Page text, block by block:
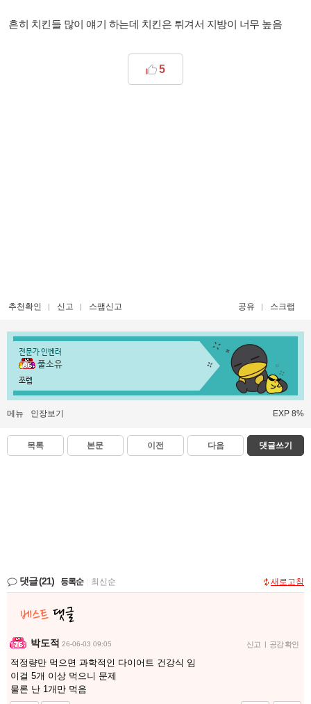
흔히 치킨들 많이 얘기 하는데 치킨은 튀겨서 지방이 너무 높음
5
추천확인 신고 스팸신고 공유 스크랩
전문가 인벤러
풀소유
쪼렙
메뉴 인장보기 EXP 8%
목록 본문 이전 다음 댓글쓰기
댓글(21) 등록순 최신순 새로고침
박도적 26-06-03 09:05 신고 | 공감 확인
적정량만 먹으면 과학적인 다이어트 건강식 임
이걸 5개 이상 먹으니 문제
물론 난 1개만 먹음